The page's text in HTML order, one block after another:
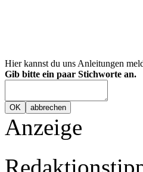
Hier kannst du uns Anleitungen
Gib bitte ein paar Stichworte an.
Anzeige